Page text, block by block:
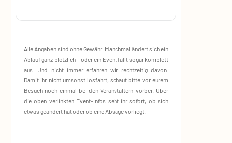
Alle Angaben sind ohne Gewähr. Manchmal ändert sich ein
Ablauf ganz plötzlich – oder ein Event fällt sogar komplett
aus. Und nicht immer erfahren wir rechtzeitig davon.
Damit ihr nicht umsonst losfahrt, schaut bitte vor eurem
Besuch noch einmal bei den Veranstaltern vorbei. Über
die oben verlinkten Event‑Infos seht ihr sofort, ob sich
etwas geändert hat oder ob eine Absage vorliegt.